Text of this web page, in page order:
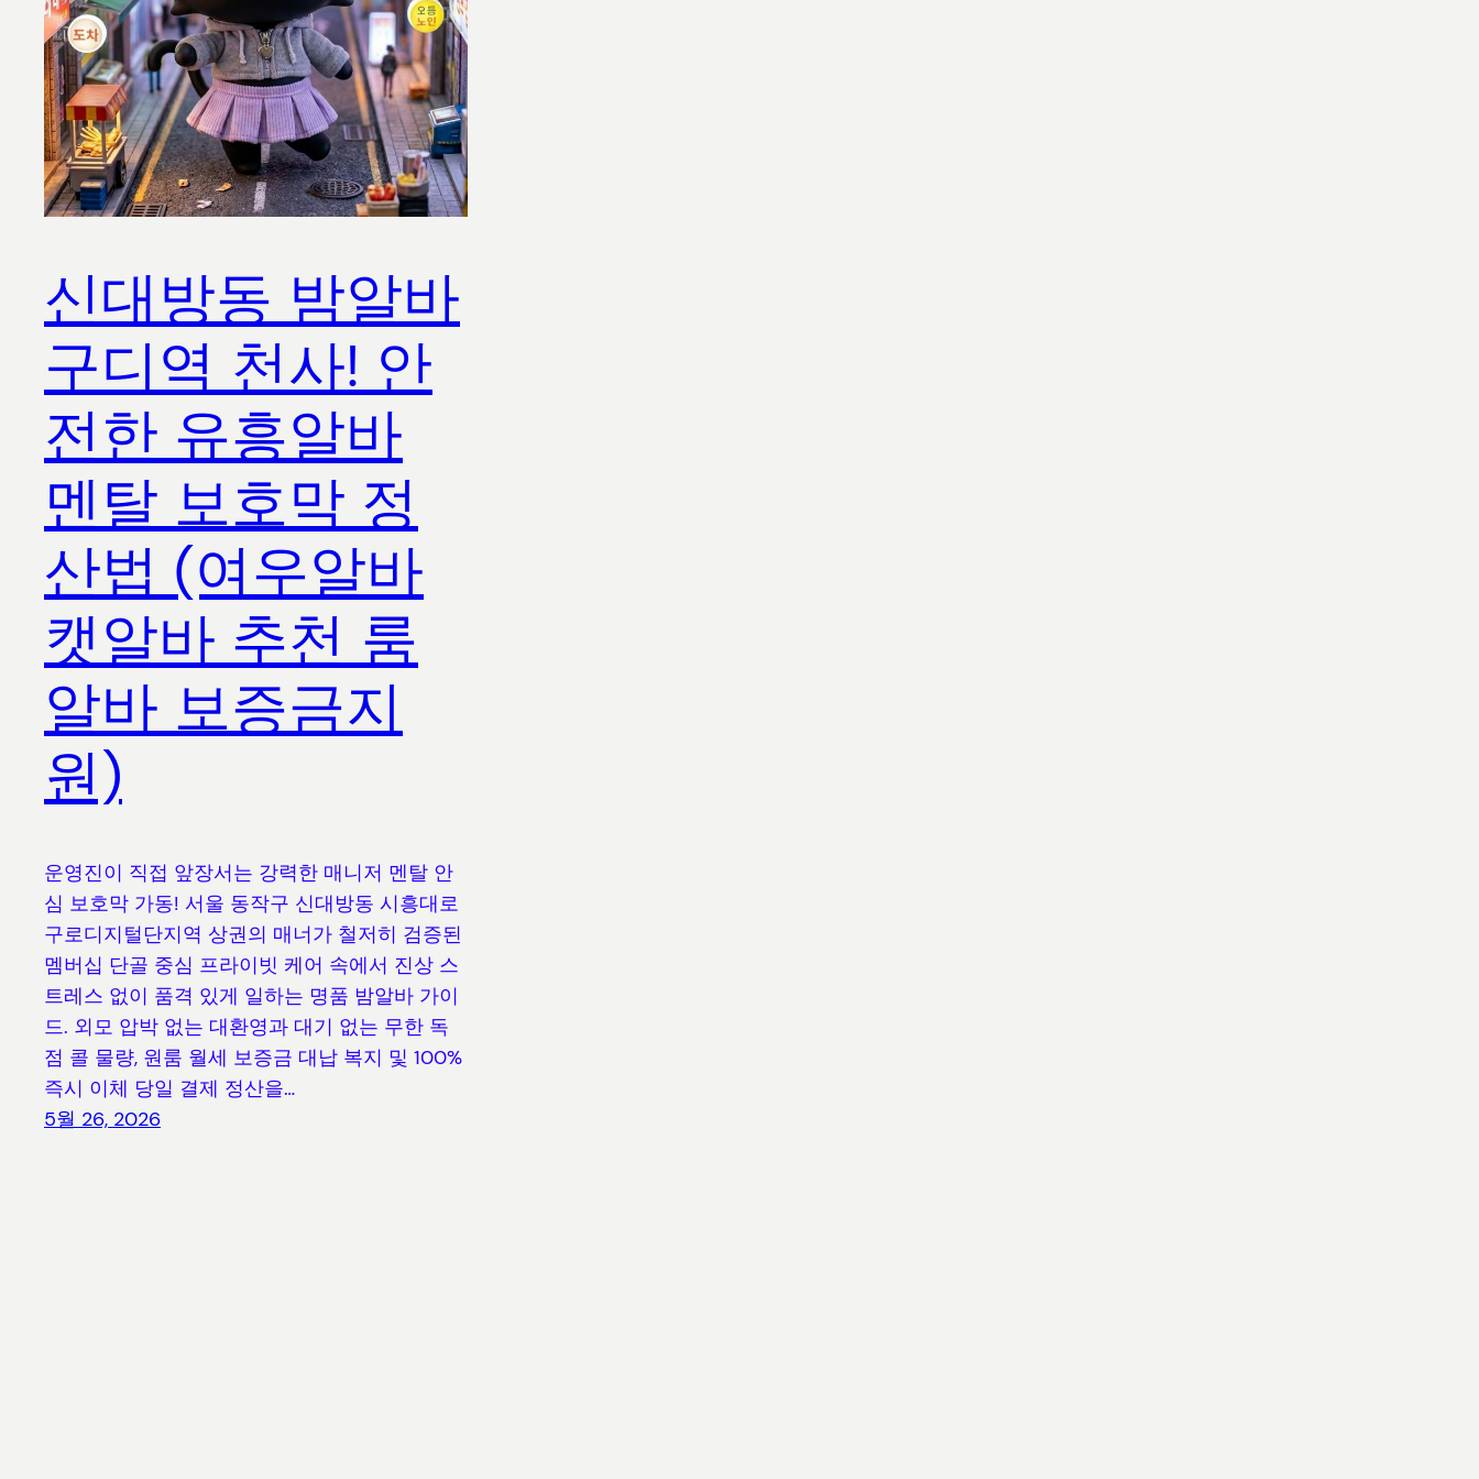
신대방동 밤알바
구디역 천사! 안
전한 유흥알바
멘탈 보호막 정
산법 (여우알바
캣알바 추천 룸
알바 보증금지
원)
운영진이 직접 앞장서는 강력한 매니저 멘탈 안
심 보호막 가동! 서울 동작구 신대방동 시흥대로
구로디지털단지역 상권의 매너가 철저히 검증된
멤버십 단골 중심 프라이빗 케어 속에서 진상 스
트레스 없이 품격 있게 일하는 명품 밤알바 가이
드. 외모 압박 없는 대환영과 대기 없는 무한 독
점 콜 물량, 원룸 월세 보증금 대납 복지 및 100%
즉시 이체 당일 결제 정산을…
5월 26, 2026